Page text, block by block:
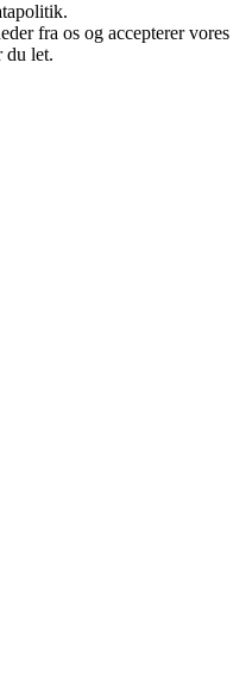
fra os og accepterer vores
du let.